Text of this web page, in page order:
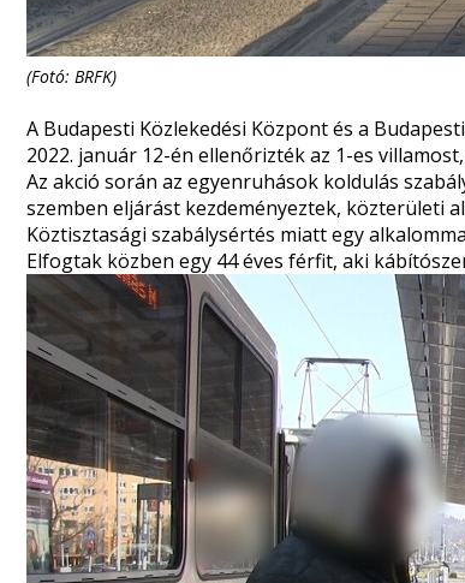
(Fotó: BRFK)
A Budapesti Közlekedési Központ és a
2022. január 12-én ellenőrizték az 1-es
Az akció során az egyenruhások koldulás
szemben eljárást kezdeményeztek, közterületi
Köztisztasági szabálysértés miatt egy
Elfogtak közben egy 44 éves férfit, aki